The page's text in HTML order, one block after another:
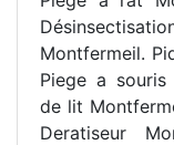
Montfermeil.
Piege a souris
de lit
Deratiseur